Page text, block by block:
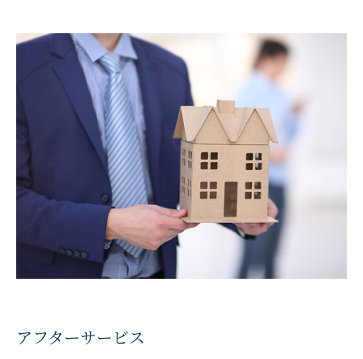
アフターサービス